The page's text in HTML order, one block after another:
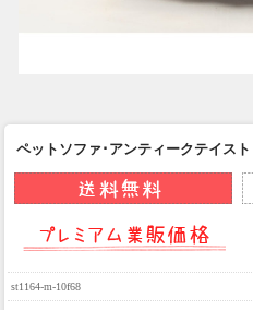
ペットソファ･アンティークテイス
st1164-m-10f68